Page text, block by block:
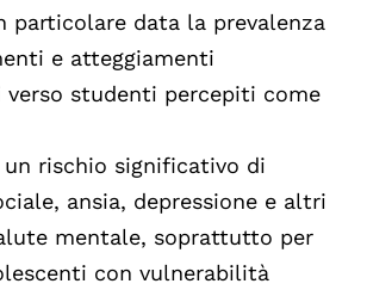
particolare data la prevalenza
e atteggiamenti
studenti percepiti come
rischio significativo di
ansia, depressione e altri
mentale, soprattutto per
con vulnerabilità